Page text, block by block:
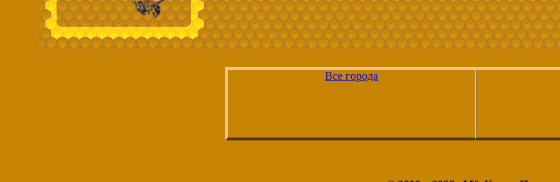
Все города